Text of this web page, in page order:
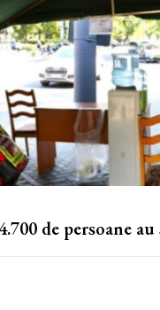
de persoane